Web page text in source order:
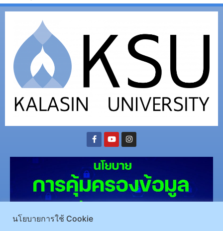
นโยบายการใช้ Cookie